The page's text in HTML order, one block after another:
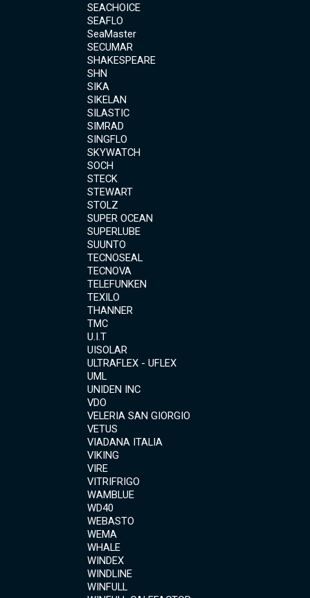
SEACHOICE
SEAFLO
SeaMaster
SECUMAR
SHAKESPEARE
SHN
SIKA
SIKELAN
SILASTIC
SIMRAD
SINGFLO
SKYWATCH
SOCH
STECK
STEWART
STOLZ
SUPER OCEAN
SUPERLUBE
SUUNTO
TECNOSEAL
TECNOVA
TELEFUNKEN
TEXILO
THANNER
TMC
U.I.T
UISOLAR
ULTRAFLEX - UFLEX
UML
UNIDEN INC
VDO
VELERIA SAN GIORGIO
VETUS
VIADANA ITALIA
VIKING
VIRE
VITRIFRIGO
WAMBLUE
WD40
WEBASTO
WEMA
WHALE
WINDEX
WINDLINE
WINFULL